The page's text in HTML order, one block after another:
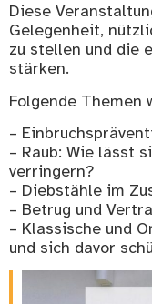
Diese
Gelegenheit,
zu stellen und die
stärken.
Folgende Themen
–
– Raub: Wie lässt
verringern?
– Diebstähle im
– Betrug und
– Klassische und
und sich davor